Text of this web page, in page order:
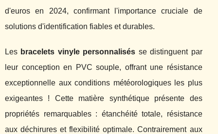
d'euros en 2024, confirmant l'importance cruciale de
solutions d'identification fiables et durables.
Les bracelets vinyle personnalisés se distinguent par
leur conception en PVC souple, offrant une résistance
exceptionnelle aux conditions météorologiques les plus
exigeantes ! Cette matière synthétique présente des
propriétés remarquables : étanchéité totale, résistance
aux déchirures et flexibilité optimale. Contrairement aux